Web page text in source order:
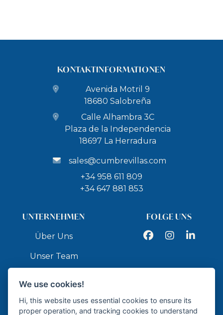
KONTAKTINFORMATIONEN
Avenida Motril 9
18680 Salobreña
Calle Alhambra 3C
Plaza de la Independencia
18697 La Herradura
sales@cumbrevillas.com
+34 958 611 809
+34 647 881 853
UNTERNEHMEN
Über Uns
Unser Team
Kontakt
FOLGE UNS
FacebookInstagramLinkedIn
We use cookies!
Hi, this website uses essential cookies to ensure its
proper operation, and tracking cookies to understand